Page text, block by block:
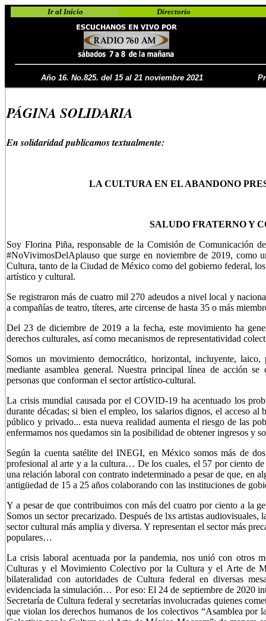
Ir al Inicio Directorio
Año 16. No.825. del 15 al 21 noviembre 2021
PÁGINA SOLIDARIA
En solidaridad publicamos textualmente:
LA CULTURA EN EL ABANDONO
SALUDO FRATERNO Y
Soy Florina Piña, responsable de la Comisión de Comunicación
#NoVivimosDelAplauso que surge en noviembre de 2019, como
Cultura, tanto de la Ciudad de México como del gobierno federal,
artístico y cultural.
Se registraron más de cuatro mil 270 adeudos a nivel local y
a compañías de teatro, títeres, arte circense de hasta 35 o más
Del 23 de diciembre de 2019 a la fecha, este movimiento ha
derechos culturales, así como mecanismos de representatividad
Somos un movimiento democrático, horizontal, incluyente,
mediante asamblea general. Nuestra principal línea de acción
personas que conforman el sector artístico-cultural.
La crisis mundial causada por el COVID-19 ha acentuado los
durante décadas; si bien el empleo, los salarios dignos, el acceso al
público y privado... esta nueva realidad aumenta el riesgo de las
enfermamos nos quedamos sin la posibilidad de obtener ingresos y
Según la cuenta satélite del INEGI, en México somos más de
profesional al arte y a la cultura… De los cuales, el 57 por ciento de
una relación laboral con contrato indeterminado a pesar de que, en
antigüedad de 15 a 25 años colaborando con las instituciones de
Y a pesar de que contribuimos con más del cuatro por ciento a la
Somos un sector precarizado. Después de lxs artistas audiovisuales,
sector cultural más amplia y diversa. Y representan el sector más
populares…
La crisis laboral acentuada por la pandemia, nos unió con otros
Culturas y el Movimiento Colectivo por la Cultura y el Arte de
bilateralidad con autoridades de Cultura federal en diversas
evidenciada la simulación… Por eso: El 24 de septiembre de 2020
Secretaría de Cultura federal y secretarías involucradas quienes
que violan los derechos humanos de los colectivos “Asamblea